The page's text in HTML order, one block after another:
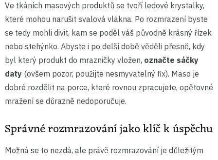
Ve tkáních masových produktů se tvoří ledové krystalky,
které mohou narušit svalová vlákna. Po rozmrazení byste
se tedy mohli divit, kam se poděl váš původně krásný řízek
nebo stehýnko. Abyste i po delší době věděli přesně, kdy
byl který produkt do mrazničky vložen, označte sáčky
daty (ovšem pozor, použijte nesmyvatelný fix). Maso je
dobré rozdělit na porce, které rovnou zpracujete, opětovné
mražení se důrazně nedoporučuje.
Správné rozmrazování jako klíč k úspěchu
Možná se to nezdá, ale právě rozmrazování je důležitým